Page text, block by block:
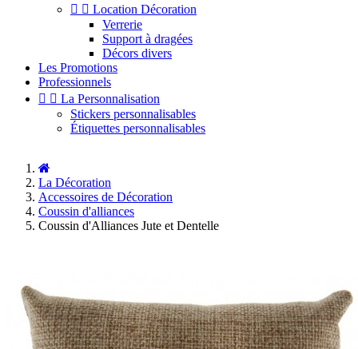
  Location Décoration
Verrerie
Support à dragées
Décors divers
Les Promotions
Professionnels
  La Personnalisation
Stickers personnalisables
Étiquettes personnalisables
La Décoration
Accessoires de Décoration
Coussin d'alliances
Coussin d'Alliances Jute et Dentelle